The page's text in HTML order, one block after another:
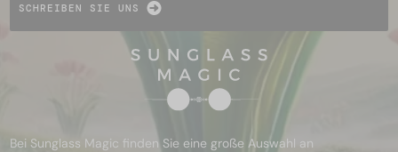
SCHREIBEN SIE UNS
Bei Sunglass Magic finden Sie eine große Auswahl an